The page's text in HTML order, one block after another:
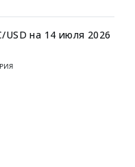
USD на 14 июля 2026